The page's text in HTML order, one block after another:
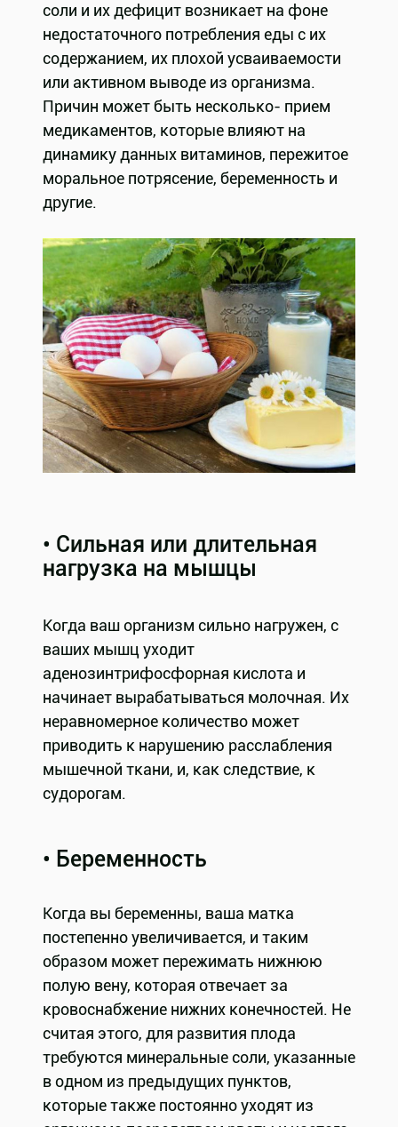
соли и их дефицит возникает на фоне
недостаточного потребления еды с их
содержанием, их плохой усваиваемости
или активном выводе из организма.
Причин может быть несколько- прием
медикаментов, которые влияют на
динамику данных витаминов, пережитое
моральное потрясение, беременность и
другие.
• Сильная или длительная
нагрузка на мышцы
Когда ваш организм сильно нагружен, с
ваших мышц уходит
аденозинтрифосфорная кислота и
начинает вырабатываться молочная. Их
неравномерное количество может
приводить к нарушению расслабления
мышечной ткани, и, как следствие, к
судорогам.
• Беременность
Когда вы беременны, ваша матка
постепенно увеличивается, и таким
образом может пережимать нижнюю
полую вену, которая отвечает за
кровоснабжение нижних конечностей. Не
считая этого, для развития плода
требуются минеральные соли, указанные
в одном из предыдущих пунктов,
которые также постоянно уходят из